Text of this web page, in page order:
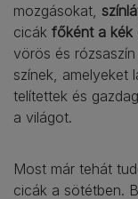
mozgásokat,
cicák főként a kék
vörös és
színek, amelyeket
telítettek és
a világot.
Most már tehát
cicák a sötétben.